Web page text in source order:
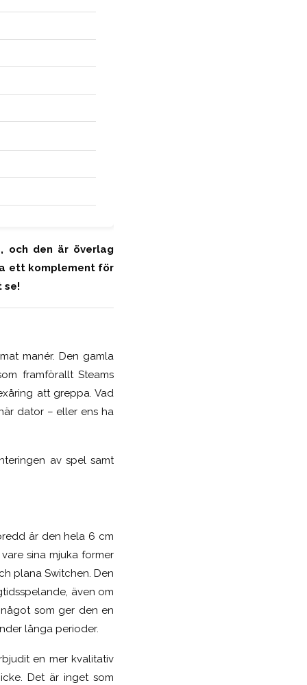
och den är överlag
ett komplement för
se!
manér. Den gamla
framförallt Steams
att greppa. Vad
dator – eller ens ha
av spel samt
är den hela 6 cm
sina mjuka former
plana Switchen. Den
även om
som ger den en
långa perioder.
en mer kvalitativ
Det är inget som